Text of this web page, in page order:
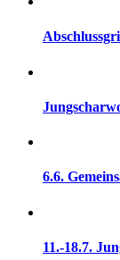
6.6.
11.-18.7.